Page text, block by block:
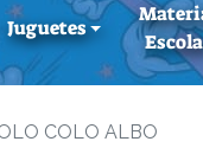
Juguetes
COLO ALBO